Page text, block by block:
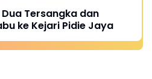
Tersangka dan
ke Kejari Pidie Jaya